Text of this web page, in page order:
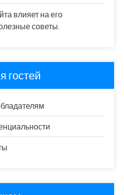
влияет на его
советы.
гостей